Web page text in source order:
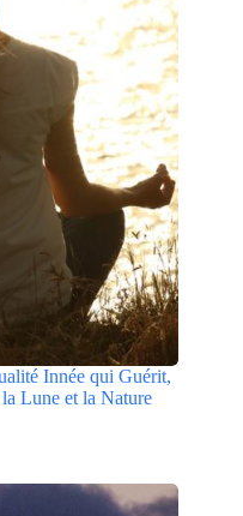
Innée qui Guérit,
Lune et la Nature